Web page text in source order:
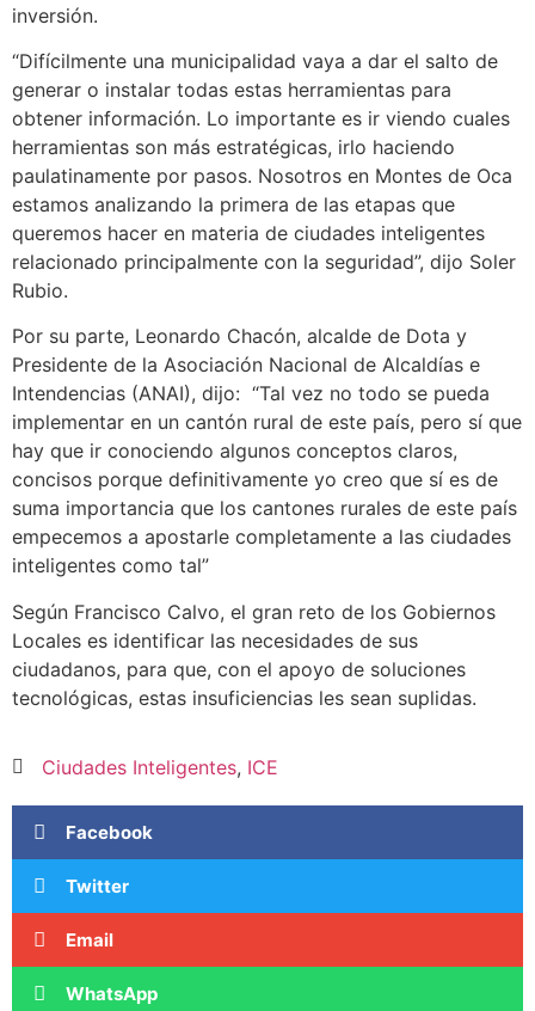
inversión.
“Difícilmente una municipalidad vaya a dar el salto de
generar o instalar todas estas herramientas para
obtener información. Lo importante es ir viendo cuales
herramientas son más estratégicas, irlo haciendo
paulatinamente por pasos. Nosotros en Montes de Oca
estamos analizando la primera de las etapas que
queremos hacer en materia de ciudades inteligentes
relacionado principalmente con la seguridad”, dijo Soler
Rubio.
Por su parte, Leonardo Chacón, alcalde de Dota y
Presidente de la Asociación Nacional de Alcaldías e
Intendencias (ANAI), dijo: “Tal vez no todo se pueda
implementar en un cantón rural de este país, pero sí que
hay que ir conociendo algunos conceptos claros,
concisos porque definitivamente yo creo que sí es de
suma importancia que los cantones rurales de este país
empecemos a apostarle completamente a las ciudades
inteligentes como tal”
Según Francisco Calvo, el gran reto de los Gobiernos
Locales es identificar las necesidades de sus
ciudadanos, para que, con el apoyo de soluciones
tecnológicas, estas insuficiencias les sean suplidas.
Ciudades Inteligentes, ICE
Facebook
Twitter
Email
WhatsApp